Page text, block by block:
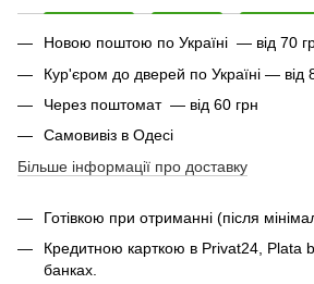
Новою поштою по Україні — від 70
Кур'єром до дверей по Україні — від
Через поштомат — від 60 грн
Самовивіз в Одесі
Більше інформації про доставку
Готівкою при отриманні (після
Кредитною карткою в Privat24, Plata
банках.